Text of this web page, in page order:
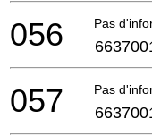
Pas
056
Pas
057